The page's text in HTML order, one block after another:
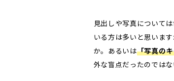
見出しや写真について
いる方は多いと思いま
か。あるいは「写真の
外な盲点だったのでは